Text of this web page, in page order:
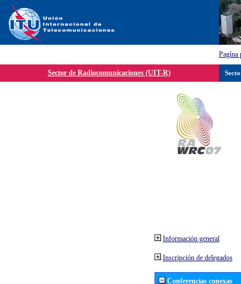
Pagína
Sector de Radiocomunicaciones (UIT-R)
Información general
Inscripción de delegados
Conferencias conexas